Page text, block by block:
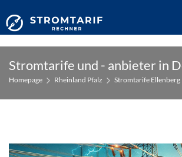
content
Stromtarife und - anbieter in
Homepage Rheinland Pfalz Stromtarife Ellenberg